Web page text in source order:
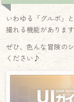
いわゆる「グルポ」
撮れる機能があります
ぜひ、色んな冒険の
ください♪